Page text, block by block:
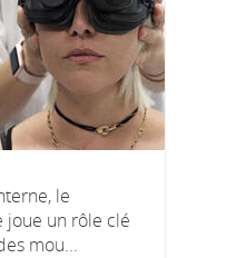
le
joue un rôle clé
mou...